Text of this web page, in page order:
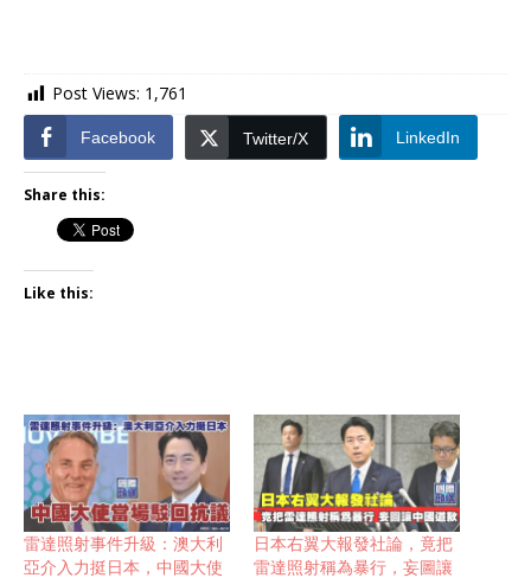
Post Views: 1,761
Facebook Twitter/X LinkedIn
Share this:
Like this:
雷達照射事件升級：澳大利
亞介入力挺日本，中國大使
日本右翼大報發社論，竟把
雷達照射稱為暴行，妄圖讓